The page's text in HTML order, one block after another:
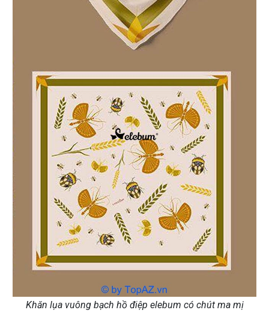
Khăn lụa vuông bạch hồ điệp elebum có chút ma mị